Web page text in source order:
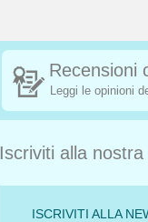
Recensioni
Leggi le opinioni
Iscriviti alla
ISCRIVITI ALLA